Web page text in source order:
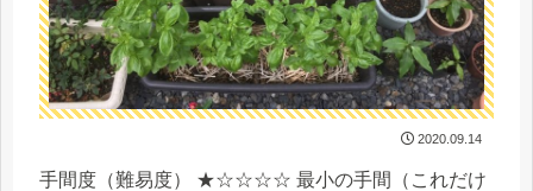
2020.09.14
手間度（難易度） ★☆☆☆☆ 最小の手間（これだけ